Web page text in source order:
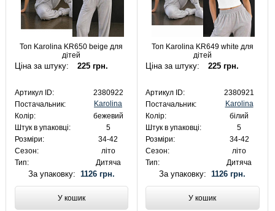
Топ Karolina KR650 beige для
дітей
Ціна за штуку: 225 грн.
Артикул ID:
2380922
Постачальник:
Karolina
Колір:
бежевий
Штук в упаковці:
5
Розміри:
34-42
Сезон:
літо
Тип:
Дитяча
За упаковку: 1126 грн.
У кошик
Топ Karolina KR649 white для
дітей
Ціна за штуку: 225 грн.
Артикул ID:
2380921
Постачальник:
Karolina
Колір:
білий
Штук в упаковці:
5
Розміри:
34-42
Сезон:
літо
Тип:
Дитяча
За упаковку:1126 грн.
У кошик